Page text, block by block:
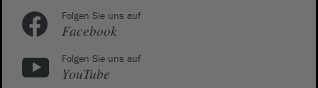
Folgen Sie uns auf
Facebook
Folgen Sie uns auf
YouTube